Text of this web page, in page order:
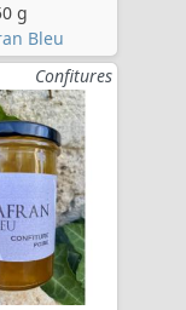
g
Bleu
Confitures